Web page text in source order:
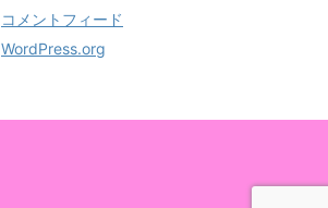
コメントフィード
WordPress.org